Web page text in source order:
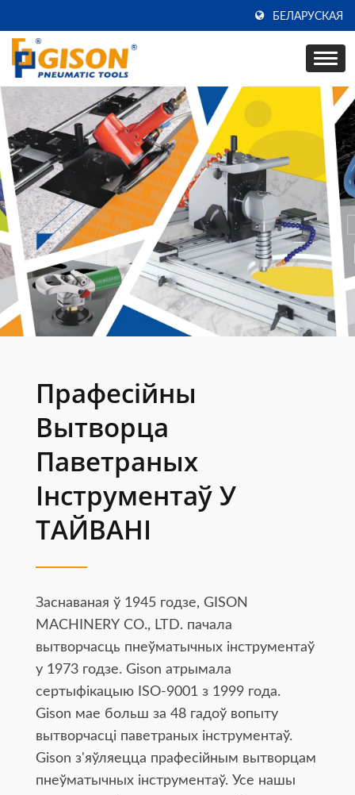
БЕЛАРУСКАЯ
Прафесійны
Вытворца
Паветраных
Інструментаў У
ТАЙВАНІ
Заснаваная ў 1945 годзе, GISON
MACHINERY CO., LTD. пачала
вытворчасць пнеўматычных інструментаў
у 1973 годзе. Gison атрымала
сертыфікацыю ISO-9001 з 1999 года.
Gison мае больш за 48 гадоў вопыту
вытворчасці паветраных інструментаў.
Gison з'яўляецца прафесійным вытворцам
пнеўматычных інструментаў. Усе нашы